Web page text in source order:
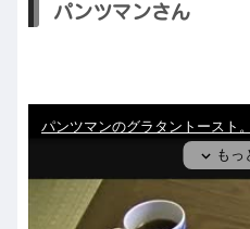
パンツマンさん